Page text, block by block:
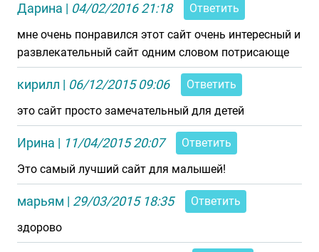
Дарина | 04/02/2016 21:18
Ответить
мне очень понравился этот сайт очень интересный и
развлекательный сайт одним словом потрисающе
кирилл | 06/12/2015 09:06
Ответить
это сайт просто замечательный для детей
Ирина | 11/04/2015 20:07
Ответить
Это самый лучший сайт для малышей!
марьям | 29/03/2015 18:35
Ответить
здорово